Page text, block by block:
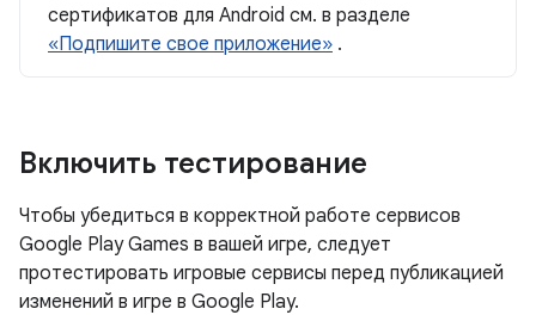
сертификатов для Android см. в разделе
«Подпишите свое приложение» .
Включить тестирование
Чтобы убедиться в корректной работе сервисов
Google Play Games в вашей игре, следует
протестировать игровые сервисы перед публикацией
изменений в игре в Google Play.